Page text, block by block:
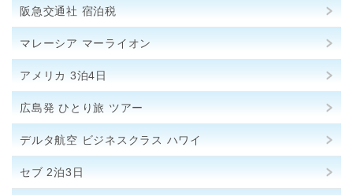
阪急交通社 宿泊税
マレーシア マーライオン
アメリカ 3泊4日
広島発 ひとり旅 ツアー
デルタ航空 ビジネスクラス ハワイ
セブ 2泊3日